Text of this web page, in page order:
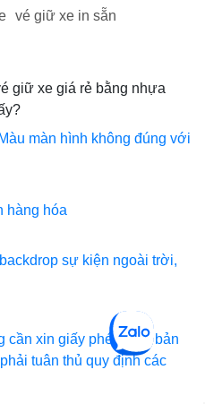
vé giữ xe in sẵn
giữ xe giá rẻ bằng nhựa
màn hình không đúng với
hàng hóa
sự kiện ngoài trời,
cần xin giấy phép xuất bản
tuân thủ quy định các